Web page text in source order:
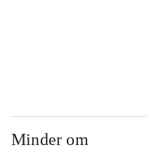
Minder om